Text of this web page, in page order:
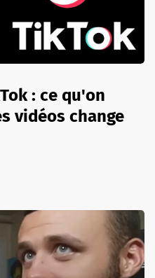
: ce qu'on
vidéos change